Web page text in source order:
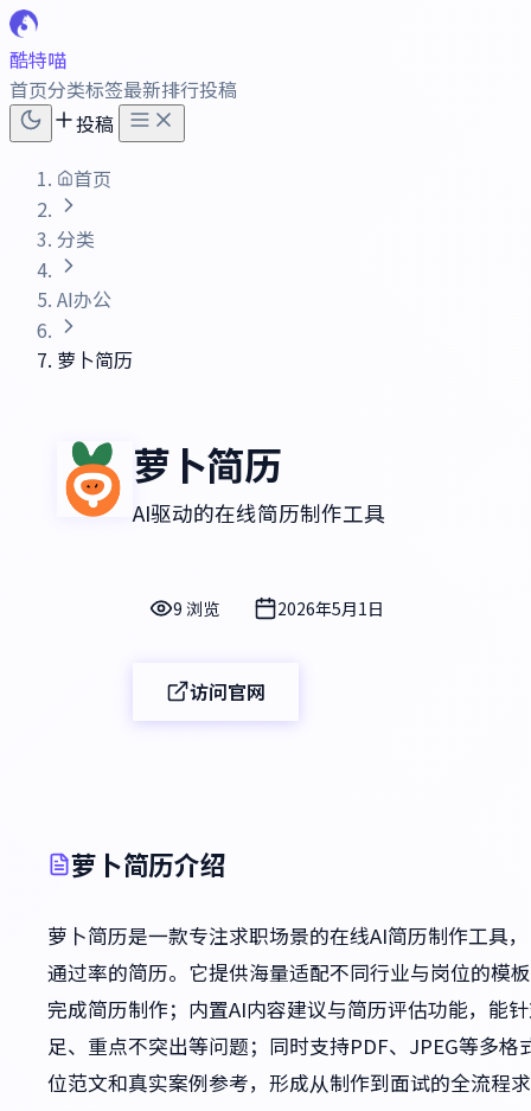
酷特喵
首页分类标签最新排行投稿
投稿
首页
分类
AI办公
萝卜简历
萝卜简历
AI驱动的在线简历制作工具
9 浏览 2026年5月1日
访问官网
萝卜简历介绍
萝卜简历是一款专注求职场景的在线AI简历制作工具
通过率的简历。它提供海量适配不同行业与岗位的模
完成简历制作；内置AI内容建议与简历评估功能，能
足、重点不突出等问题；同时支持PDF、JPEG等多
位范文和真实案例参考，形成从制作到面试的全流程